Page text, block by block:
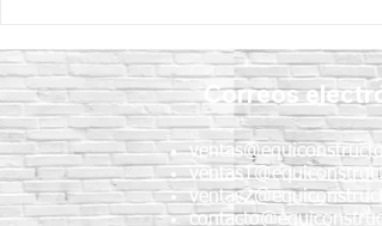
recomendaciones para obras
de concreto
Correos